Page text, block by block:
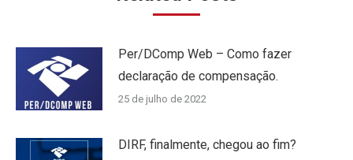
Per/DComp Web – Como fazer
declaração de compensação.
25 de julho de 2022
DIRF, finalmente, chegou ao fim?